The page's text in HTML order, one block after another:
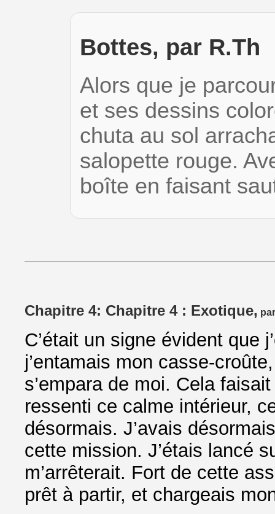
Bottes, par R.Th
Alors que je
et ses dessins
chuta au sol
salopette rouge.
boîte en faisant
Chapitre 4: Chapitre 4 : Exotique,
C’était un signe évident que
j’entamais mon casse-
s’empara de moi. Cela
ressenti ce calme intérieur,
désormais. J’avais
cette mission. J’étais lancé
m’arrêterait. Fort de cette
prêt à partir, et chargeais